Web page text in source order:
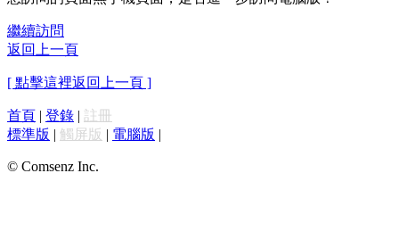
繼續訪問
返回上一頁
[ 點擊這裡返回上一頁 ]
首頁 | 登錄 | 註冊
標準版 | 觸屏版 | 電腦版 |
© Comsenz Inc.